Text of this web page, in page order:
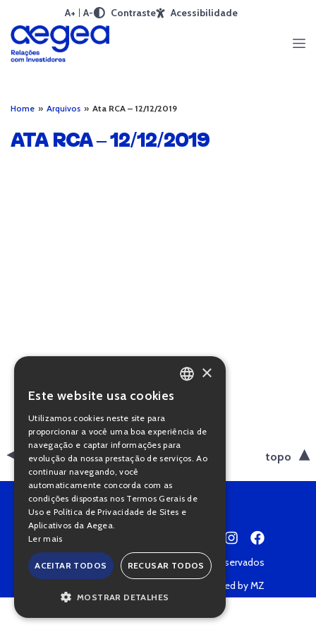
A+ A- Contraste Acessibilidade
Home » Arquivos » Ata RCA – 12/12/2019
ATA RCA – 12/12/2019
voltar topo
Copyright © 2022 • Todos os direitos reservados
Powered by MZ
PORTUGUESE
×
Este website usa cookies
Utilizamos cookies neste site para
proporcionar a você uma boa experiência de
navegação e captar informações para
evolução da nossa prestação de serviços. Ao
continuar navegando, você
automaticamente concorda com as
condições dispostas nos Termos Gerais de
Uso e Política de Privacidade de Sites e
Aplicativos da Aegea.
Ler mais
ACEITAR TODOS RECUSAR TODOS
MOSTRAR DETALHES